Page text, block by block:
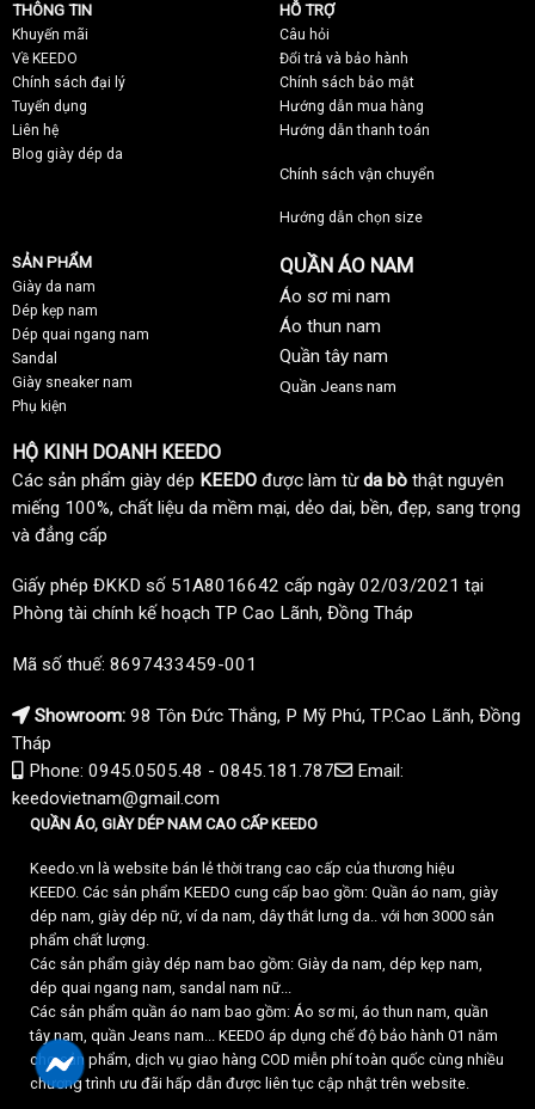
THÔNG TIN
Khuyến mãi
Về KEEDO
Chính sách đại lý
Tuyển dụng
Liên hệ
Blog giày dép da
HỖ TRỢ
Câu hỏi
Đổi trả và bảo hành
Chính sách bảo mật
Hướng dẫn mua hàng
Hướng dẫn thanh toán
Chính sách vận chuyển
Hướng dẫn chọn size
SẢN PHẨM
Giày da nam
Dép kẹp nam
Dép quai ngang nam
Sandal
Giày sneaker nam
Phụ kiện
QUẦN ÁO NAM
Áo sơ mi nam
Áo thun nam
Quần tây nam
Quần Jeans nam
HỘ KINH DOANH KEEDO
Các sản phẩm giày dép KEEDO được làm từda bò thật nguyên
miếng 100%, chất liệu da mềm mại, dẻo dai, bền, đẹp, sang trọng
và đẳng cấp
Giấy phép ĐKKD số 51A8016642 cấp ngày 02/03/2021 tại
Phòng tài chính kế hoạch TP Cao Lãnh, Đồng Tháp
Mã số thuế: 8697433459-001
Showroom: 98 Tôn Đức Thắng, P Mỹ Phú, TP.Cao Lãnh, Đồng
Tháp
Phone: 0945.0505.48 - 0845.181.787
Email:
keedovietnam@gmail.com
QUẦN ÁO, GIÀY DÉP NAM CAO CẤP KEEDO
Keedo.vn là website bán lẻ thời trang cao cấp của thương hiệu
KEEDO. Các sản phẩm KEEDO cung cấp bao gồm: Quần áo nam, giày
dép nam, giày dép nữ, ví da nam, dây thắt lưng da.. với hơn 3000 sản
phẩm chất lượng.
Các sản phẩm giày dép nam bao gồm: Giày da nam, dép kẹp nam,
dép quai ngang nam, sandal nam nữ...
Các sản phẩm quần áo nam bao gồm: Áo sơ mi, áo thun nam, quần
tây nam, quần Jeans nam... KEEDO áp dụng chế độ bảo hành 01 năm
cho sản phẩm, dịch vụ giao hàng COD miễn phí toàn quốc cùng nhiều
chương trình ưu đãi hấp dẫn được liên tục cập nhật trên website.